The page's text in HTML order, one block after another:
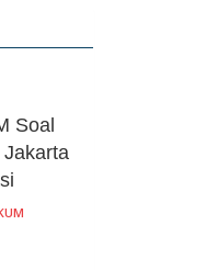
Jadi 7,22
Soal